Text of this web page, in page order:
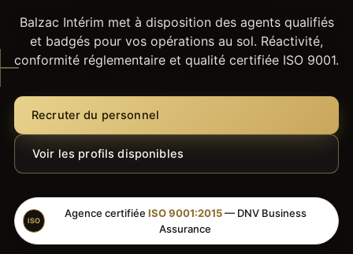
Balzac Intérim met à disposition des agents qualifiés
et badgés pour vos opérations au sol. Réactivité,
conformité réglementaire et qualité certifiée ISO 9001.
Recruter du personnel
Voir les profils disponibles
ISO
Agence certifiée ISO 9001:2015— DNV Business
Assurance